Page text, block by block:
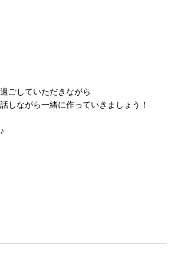
ごしていただきながら
しながら一緒に作っていきましょう！